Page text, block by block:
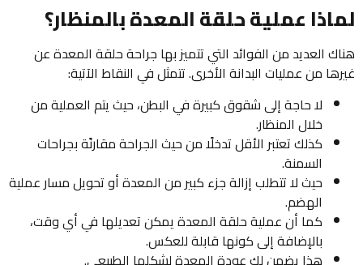
لماذا عملية حلقة المعدة بالمنظار؟
هناك العديد من الفوائد التي تتميز بها جراحة حلقة المعدة عن
غيرها من عمليات البدانة الأخرى. تتمثل في النقاط الآتية:
لا حاجة إلى شقوق كبيرة في البطن، حيث يتم العملية من
خلال المنظار.
كذلك تعتبر الأقل تدخلًا من حيث الجراحة مقارنًة بجراحات
السمنة.
حيث لا تتطلب إزالة جزء كبير من المعدة أو تحويل مسار عملية
الهضم.
كما أن عملية حلقة المعدة يمكن تعديلها في أي وقت،
بالإضافة إلى كونها قابلة للعكس.
هذا يضمن لك عودة المعدة لشكلها الطبيعي.